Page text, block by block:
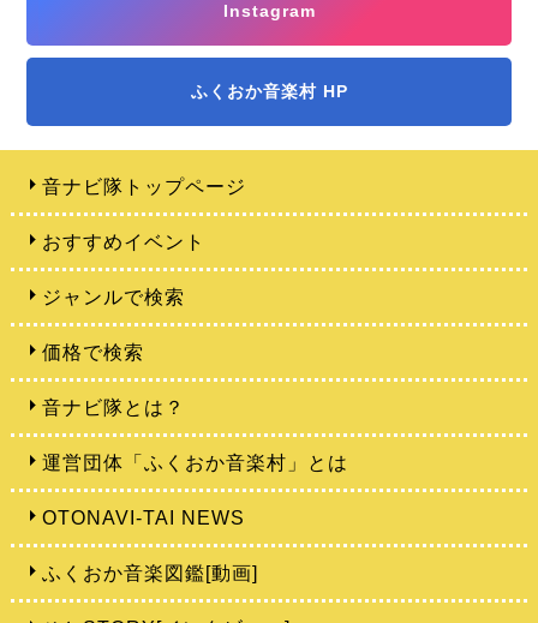
Instagram
ふくおか音楽村 HP
音ナビ隊トップページ
おすすめイベント
ジャンルで検索
価格で検索
音ナビ隊とは？
運営団体「ふくおか音楽村」とは
OTONAVI-TAI NEWS
ふくおか音楽図鑑[動画]